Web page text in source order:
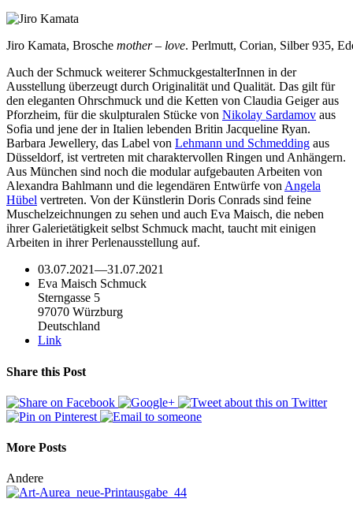
Jiro Kamata, Brosche mother – love. Perlmutt, Corian, Silber 935,
Auch der Schmuck weiterer SchmuckgestalterInnen in der
Ausstellung überzeugt durch Originalität und Qualität. Das gilt für
den eleganten Ohrschmuck und die Ketten von Claudia Geiger aus
Pforzheim, für die skulpturalen Stücke von Nikolay Sardamov aus
Sofia und jene der in Italien lebenden Britin Jacqueline Ryan.
Barbara Jewellery, das Label von Lehmann und Schmedding aus
Düsseldorf, ist vertreten mit charaktervollen Ringen und Anhängern.
Aus München sind noch die modular aufgebauten Arbeiten von
Alexandra Bahlmann und die legendären Entwürfe von Angela
Hübel vertreten. Von der Künstlerin Doris Conrads sind feine
Muschelzeichnungen zu sehen und auch Eva Maisch, die neben
ihrer Galerietätigkeit selbst Schmuck macht, taucht mit einigen
Arbeiten in ihrer Perlenausstellung auf.
03.07.2021—31.07.2021
Eva Maisch Schmuck
Sterngasse 5
97070 Würzburg
Deutschland
Link
Share this Post
More Posts
Andere